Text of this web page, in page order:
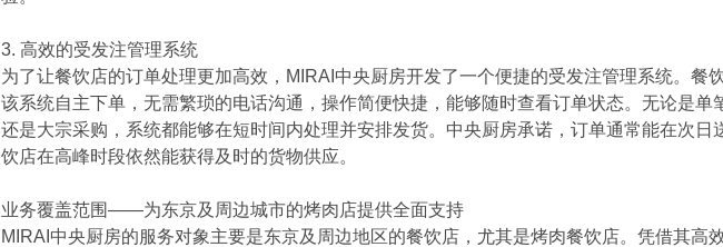
3. 高效的受发注管理系统
为了让餐饮店的订单处理更加高效，MIRAI中央厨房开发了一个便捷的受发注管理系统。餐
该系统自主下单，无需繁琐的电话沟通，操作简便快捷，能够随时查看订单状态。无论是单
还是大宗采购，系统都能够在短时间内处理并安排发货。中央厨房承诺，订单通常能在次日
饮店在高峰时段依然能获得及时的货物供应。
业务覆盖范围——为东京及周边城市的烤肉店提供全面支持
MIRAI中央厨房的服务对象主要是东京及周边地区的餐饮店，尤其是烤肉餐饮店。凭借其高